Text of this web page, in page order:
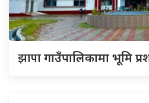
झापागाउँपालिकामा भूमि